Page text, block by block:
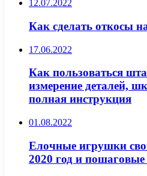
12.07.2022
Как сделать откосы
17.06.2022
Как пользоваться
измерение деталей,
полная инструкция
01.08.2022
Елочные игрушки
2020 год и